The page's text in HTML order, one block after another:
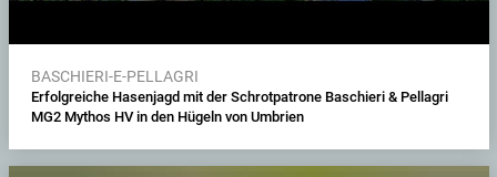
BASCHIERI-E-PELLAGRI
Erfolgreiche Hasenjagd mit der Schrotpatrone Baschieri & Pellagri
MG2 Mythos HV in den Hügeln von Umbrien